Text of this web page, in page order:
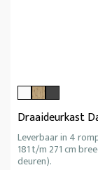
Draaideurkast
Leverbaar in 4
181 t/m 271 cm
deuren).